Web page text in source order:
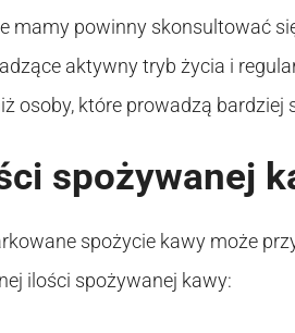
mamy powinny skonsultować
aktywny tryb życia i
osoby, które prowadzą bardziej
spożywanej
spożycie kawy może
ilości spożywanej kawy: